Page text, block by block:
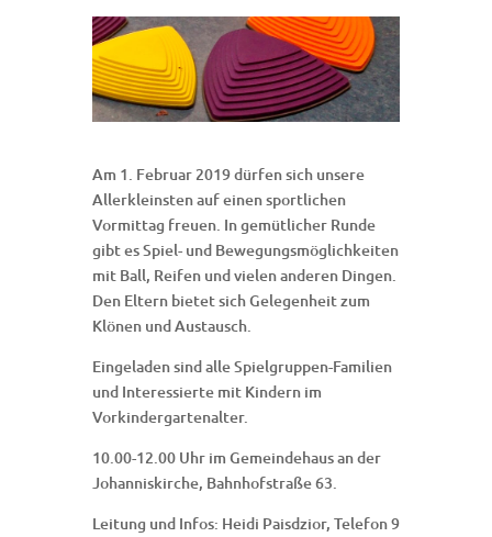
Am 1. Februar 2019 dürfen sich unsere
Allerkleinsten auf einen sportlichen
Vormittag freuen. In gemütlicher Runde
gibt es Spiel- und Bewegungsmöglichkeiten
mit Ball, Reifen und vielen anderen Dingen.
Den Eltern bietet sich Gelegenheit zum
Klönen und Austausch.
Eingeladen sind alle Spielgruppen-Familien
und Interessierte mit Kindern im
Vorkindergartenalter.
10.00-12.00 Uhr im Gemeindehaus an der
Johanniskirche, Bahnhofstraße 63.
Leitung und Infos: Heidi Paisdzior, Telefon 9